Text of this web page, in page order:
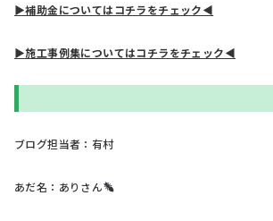
▶補助金についてはコチラをチェック◀
▶施工事例集についてはコチラをチェック◀
ブログ担当者：有村
あだ名：ありさん